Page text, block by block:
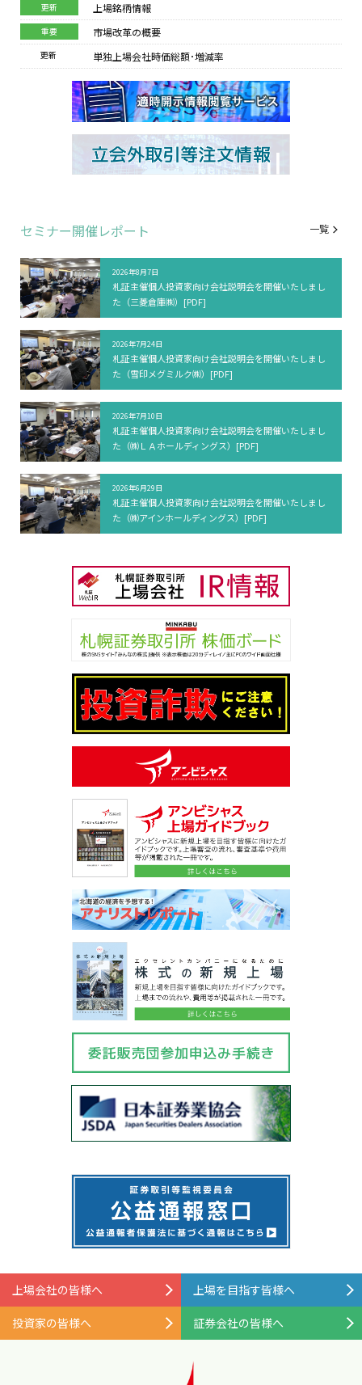
更新 上場銘柄情報
重要 市場改革の概要
更新 単独上場会社時価総額･増減率
セミナー開催レポート 一覧
2026年8月7日
札証主催個人投資家向け会社説明会を開催いたしまし
た（三菱倉庫㈱）[PDF]
2026年7月24日
札証主催個人投資家向け会社説明会を開催いたしまし
た（雪印メグミルク㈱）[PDF]
2026年7月10日
札証主催個人投資家向け会社説明会を開催いたしまし
た（㈱ＬＡホールディングス）[PDF]
2026年6月29日
札証主催個人投資家向け会社説明会を開催いたしまし
た（㈱アインホールディングス）[PDF]
上場会社の皆様へ 上場を目指す皆様へ
投資家の皆様へ 証券会社の皆様へ